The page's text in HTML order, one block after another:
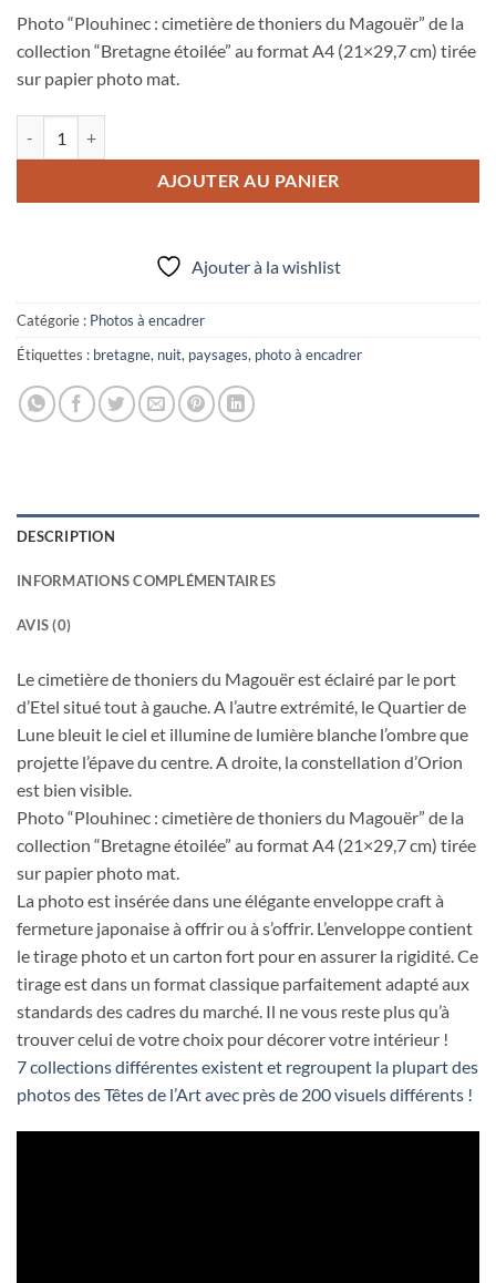
Photo “Plouhinec : cimetière de thoniers du Magouër” de la
collection “Bretagne étoilée” au format A4 (21×29,7 cm) tirée
sur papier photo mat.
AJOUTER AU PANIER
Ajouter à la wishlist
Catégorie : Photos à encadrer
Étiquettes : bretagne, nuit, paysages, photo à encadrer
DESCRIPTION
INFORMATIONS COMPLÉMENTAIRES
AVIS (0)
Le cimetière de thoniers du Magouër est éclairé par le port
d’Etel situé tout à gauche. A l’autre extrémité, le Quartier de
Lune bleuit le ciel et illumine de lumière blanche l’ombre que
projette l’épave du centre. A droite, la constellation d’Orion
est bien visible.
Photo “Plouhinec : cimetière de thoniers du Magouër” de la
collection “Bretagne étoilée” au format A4 (21×29,7 cm) tirée
sur papier photo mat.
La photo est insérée dans une élégante enveloppe craft à
fermeture japonaise à offrir ou à s’offrir. L’enveloppe contient
le tirage photo et un carton fort pour en assurer la rigidité. Ce
tirage est dans un format classique parfaitement adapté aux
standards des cadres du marché. Il ne vous reste plus qu’à
trouver celui de votre choix pour décorer votre intérieur !
7 collections différentes existent et regroupent la plupart des
photos des Têtes de l’Art avec près de 200 visuels différents !